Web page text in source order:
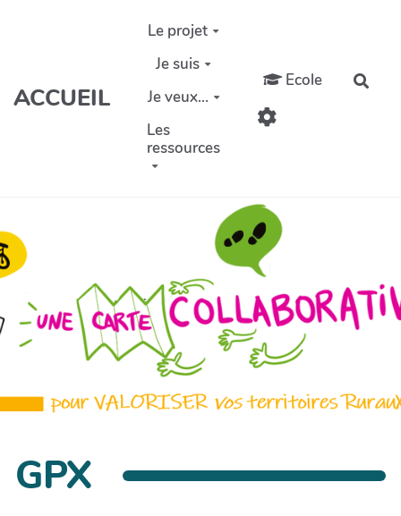
Aller au contenu principal
ACCUEIL
Le projet
Je suis
Je veux...
Les
ressources
Ecole
GPX